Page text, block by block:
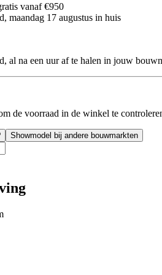
vanaf €950
maandag 17 augustus in huis
al na een uur af te halen in jouw
de voorraad in de winkel te
Showmodel bij andere bouwmarkten